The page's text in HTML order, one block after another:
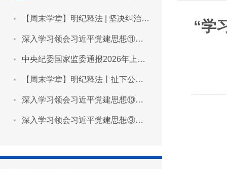
【周末学堂】明纪释法 | 坚决纠治“形象工程”“政绩工程”
深入学习领会习近平党建思想⑪坚持用严明的纪律管全党治全党
中央纪委国家监委通报2026年上半年全国纪检监察机关监督检查审查调查情况
【周末学堂】明纪释法丨扯下公款旅游的“隐身衣”
深入学习领会习近平党建思想⑩坚持推进作风建设常态化长效化
深入学习领会习近平党建思想⑨坚持建设堪当民族复兴重任的高素质干部队伍
“学